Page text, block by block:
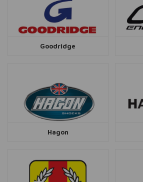
Goodridge
Hagon